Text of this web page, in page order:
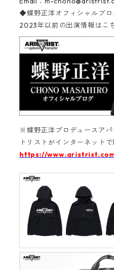
◆蝶野正洋オフィシャルブロ
2023年以前の出演情報はこ
※蝶野正洋プロデュースア
トリストがインターネットで
https://